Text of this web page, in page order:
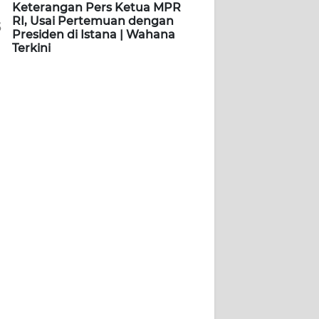
Keterangan Pers Ketua MPR
RI, Usai Pertemuan dengan
Presiden di Istana | Wahana
Terkini